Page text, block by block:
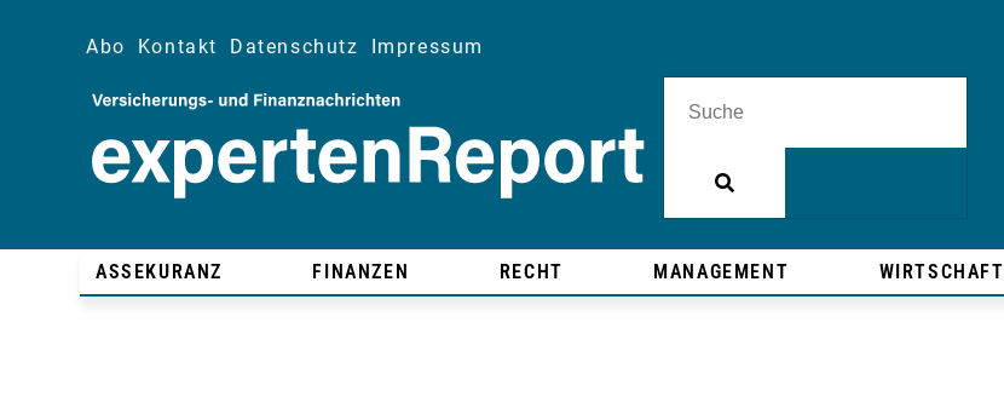
Abo Kontakt Datenschutz Impressum
ASSEKURANZ FINANZEN RECHT MANAGEMENT WIRTSCHAFT